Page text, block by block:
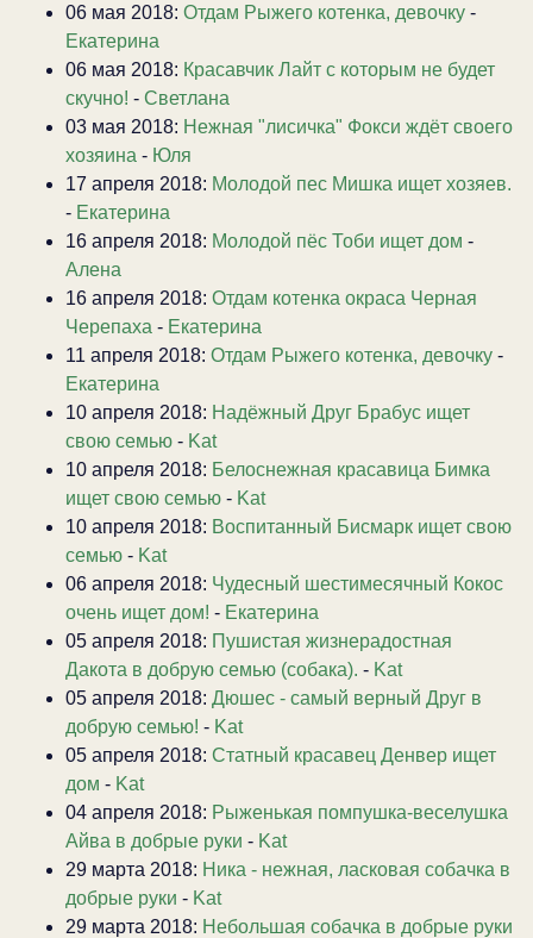
06 мая 2018: Отдам Рыжего котенка, девочку -
Екатерина
06 мая 2018: Красавчик Лайт с которым не будет
скучно! - Светлана
03 мая 2018: Нежная "лисичка" Фокси ждёт своего
хозяина - Юля
17 апреля 2018: Молодой пес Мишка ищет хозяев.
- Екатерина
16 апреля 2018: Молодой пёс Тоби ищет дом -
Алена
16 апреля 2018: Отдам котенка окраса Черная
Черепаха - Екатерина
11 апреля 2018: Отдам Рыжего котенка, девочку -
Екатерина
10 апреля 2018: Надёжный Друг Брабус ищет
свою семью - Kat
10 апреля 2018: Белоснежная красавица Бимка
ищет свою семью - Kat
10 апреля 2018: Воспитанный Бисмарк ищет свою
семью - Kat
06 апреля 2018: Чудесный шестимесячный Кокос
очень ищет дом! - Екатерина
05 апреля 2018: Пушистая жизнерадостная
Дакота в добрую семью (собака). - Kat
05 апреля 2018: Дюшес - самый верный Друг в
добрую семью! - Kat
05 апреля 2018: Статный красавец Денвер ищет
дом - Kat
04 апреля 2018: Рыженькая помпушка-веселушка
Айва в добрые руки - Kat
29 марта 2018: Ника - нежная, ласковая собачка в
добрые руки - Kat
29 марта 2018: Небольшая собачка в добрые руки